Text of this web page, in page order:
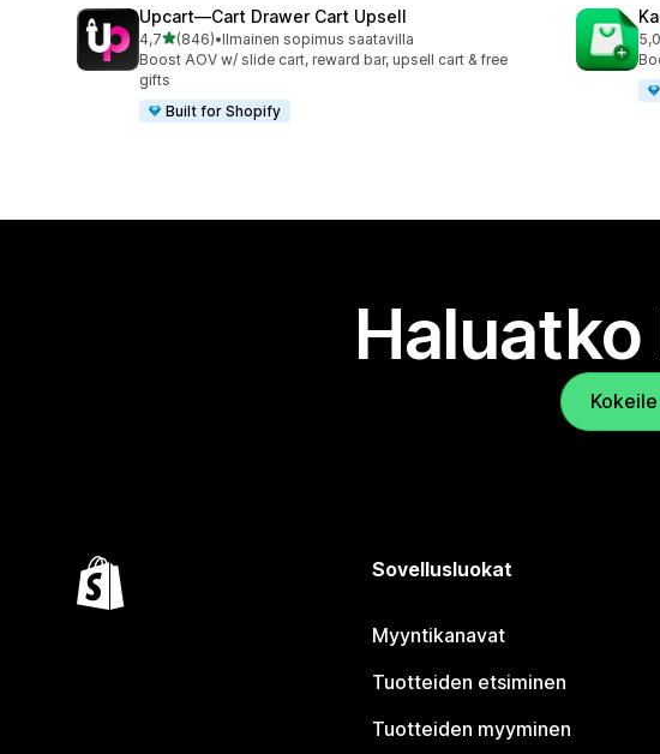
Upcart—Cart Drawer Cart Upsell
4,7/ 5 tähteä
(846)
846 arvostelua yhteensä
•Ilmainen sopimus saatavilla
Boost AOV w/ slide cart, reward bar, upsell cart & free
gifts
Built for Shopify
5,0
Sovellusluokat
Myyntikanavat
Tuotteiden etsiminen
Tuotteiden myyminen